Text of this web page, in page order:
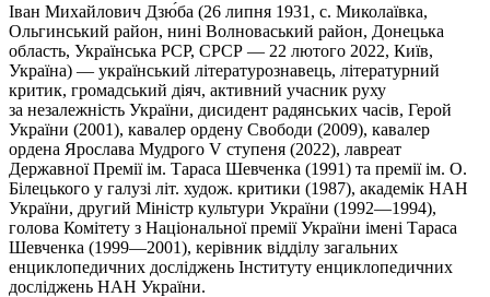
Іван Михайлович Дзю́ба (26 липня 1931, с. Миколаївка,
Ольгинський район, нині Волноваський район, Донецька
область, Українська РСР, СРСР — 22 лютого 2022, Київ,
Україна) — український літературознавець, літературний
критик, громадський діяч, активний учасник руху
за незалежність України, дисидент радянських часів, Герой
України (2001), кавалер ордену Свободи (2009), кавалер
ордена Ярослава Мудрого V ступеня (2022), лавреат
Державної Премії ім. Тараса Шевченка (1991) та премії ім. О.
Білецького у галузі літ. худож. критики (1987), академік НАН
України, другий Міністр культури України (1992—1994),
голова Комітету з Національної премії України імені Тараса
Шевченка (1999—2001), керівник відділу загальних
енциклопедичних досліджень Інституту енциклопедичних
досліджень НАН України.